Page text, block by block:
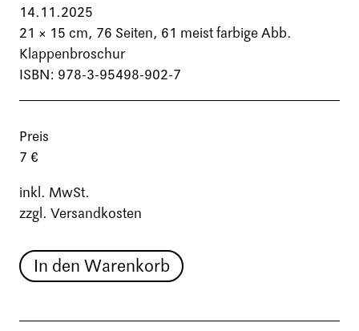
14.11.2025
21 × 15 cm, 76 Seiten, 61 meist farbige Abb.
Klappenbroschur
ISBN: 978-3-95498-902-7
Preis
7 €
inkl. MwSt.
zzgl. Versandkosten
In den Warenkorb